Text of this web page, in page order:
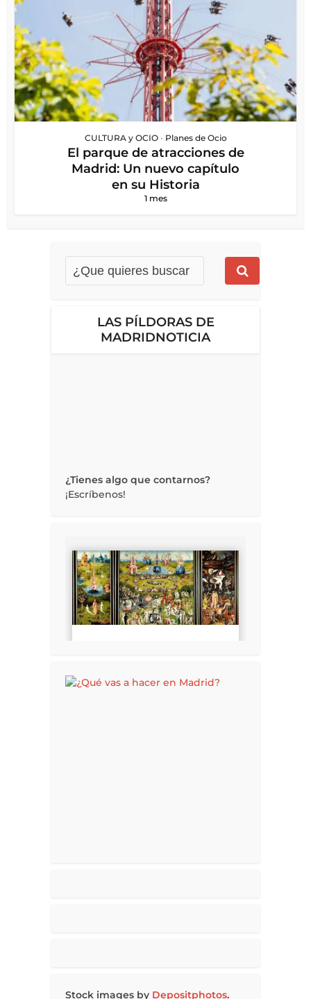
CULTURA y OCIO • Planes de Ocio
El parque de atracciones de
Madrid: Un nuevo capítulo
en su Historia
1 mes
LAS PÍLDORAS DE
MADRIDNOTICIA
¿Tienes algo que contarnos?
¡Escríbenos!
Stock images by Depositphotos.